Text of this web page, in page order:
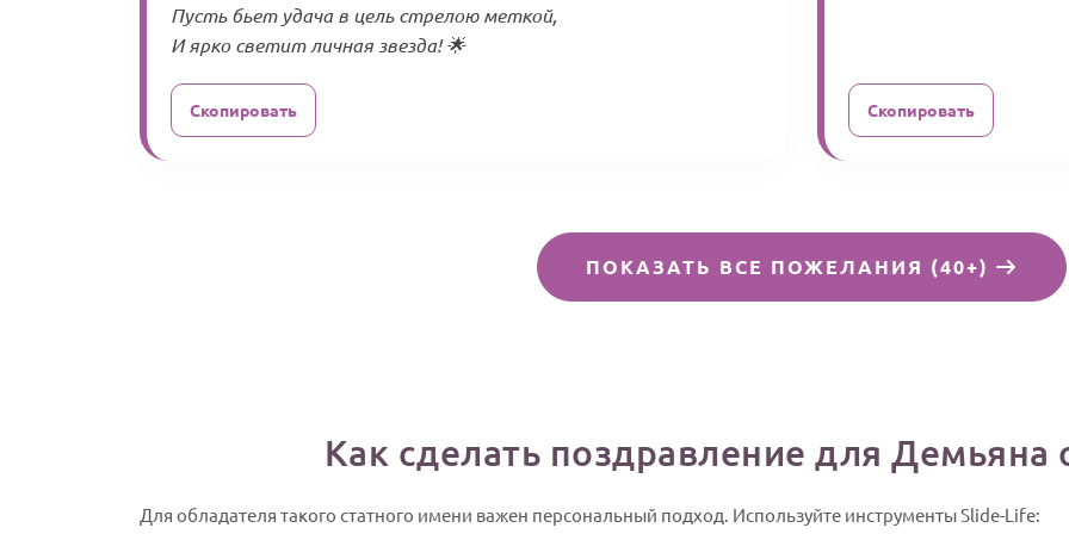
Пусть бьет удача в цель стрелою меткой,
И ярко светит личная звезда! 🌟
Скопировать Скопировать
ПОКАЗАТЬ ВСЕ ПОЖЕЛАНИЯ (40+)
Как сделать поздравление для Демьяна
Для обладателя такого статного имени важен персональный подход. Используйте инструменты Slide-Life: